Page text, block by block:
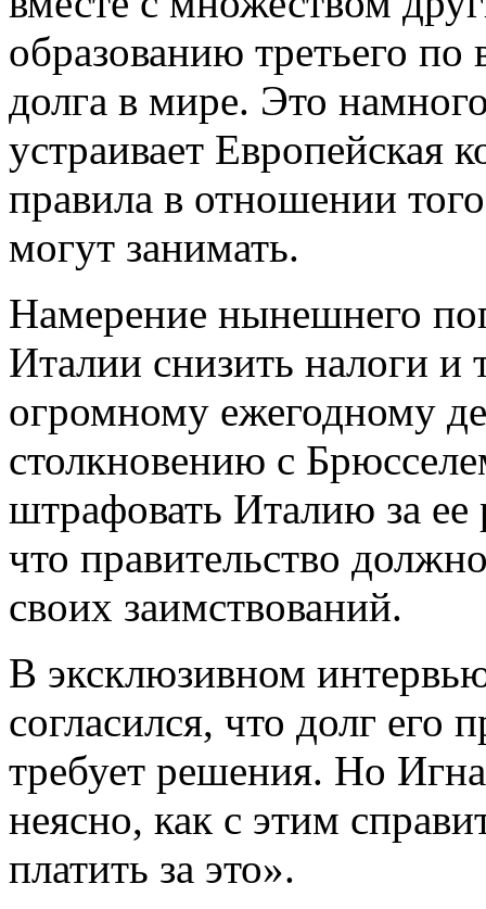
образованию третьего по
долга в мире. Это
устраивает Европейская
правила в отношении
могут занимать.
Намерение нынешнего
Италии снизить налоги и
огромному ежегодному
столкновению с
штрафовать Италию за ее
что правительство
своих заимствований.
В эксклюзивном
согласился, что долг его
требует решения. Но
неясно, как с этим
платить за это».